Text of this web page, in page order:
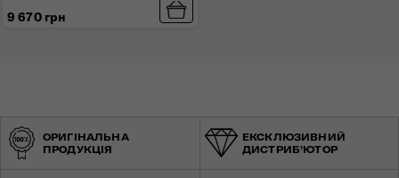
9 670 грн
ОРИГІНАЛЬНА
ПРОДУКЦІЯ
ЕКСКЛЮЗИВНИЙ
ДИСТРИБ'ЮТОР